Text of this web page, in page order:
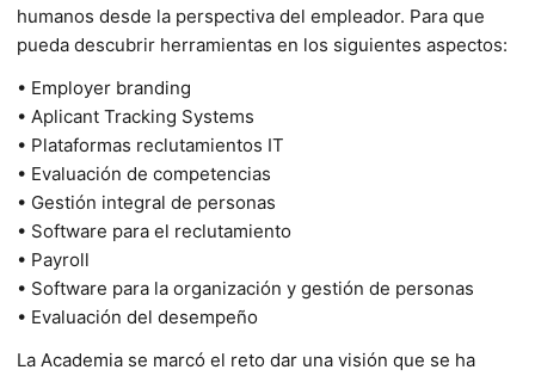
humanos desde la perspectiva del empleador. Para que
pueda descubrir herramientas en los siguientes aspectos:
• Employer branding
• Aplicant Tracking Systems
• Plataformas reclutamientos IT
• Evaluación de competencias
• Gestión integral de personas
• Software para el reclutamiento
• Payroll
• Software para la organización y gestión de personas
• Evaluación del desempeño
La Academia se marcó el reto dar una visión que se ha